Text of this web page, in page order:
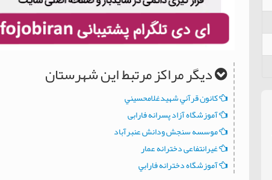
دیگر مراکز مرتبط این شهرستان
کانون قرآني شهيدغلامحسيني
آموزشگاه آزاد پسرانه فارابی
موسسه سنجش ودانش عنبرآباد
غیرانتفاعی دخترانه عمار
آموزشگاه دخترانه فارابي